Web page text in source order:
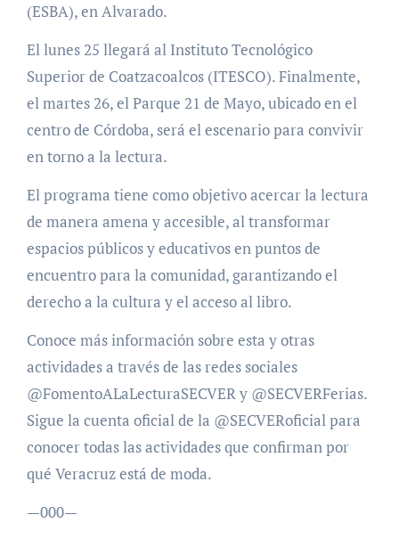
(ESBA), en Alvarado.
El lunes 25 llegará al Instituto Tecnológico
Superior de Coatzacoalcos (ITESCO). Finalmente,
el martes 26, el Parque 21 de Mayo, ubicado en el
centro de Córdoba, será el escenario para convivir
en torno a la lectura.
El programa tiene como objetivo acercar la lectura
de manera amena y accesible, al transformar
espacios públicos y educativos en puntos de
encuentro para la comunidad, garantizando el
derecho a la cultura y el acceso al libro.
Conoce más información sobre esta y otras
actividades a través de las redes sociales
@FomentoALaLecturaSECVER y @SECVERFerias.
Sigue la cuenta oficial de la @SECVERoficial para
conocer todas las actividades que confirman por
qué Veracruz está de moda.
—000—